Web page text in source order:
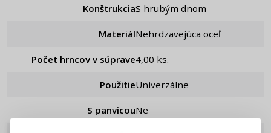
Konštrukcia S hrubým dnom
Materiál Nehrdzavejúca oceľ
Počet hrncov v súprave 4,00 ks.
Použitie Univerzálne
S panvicou Ne
PRIHLÁSENIE